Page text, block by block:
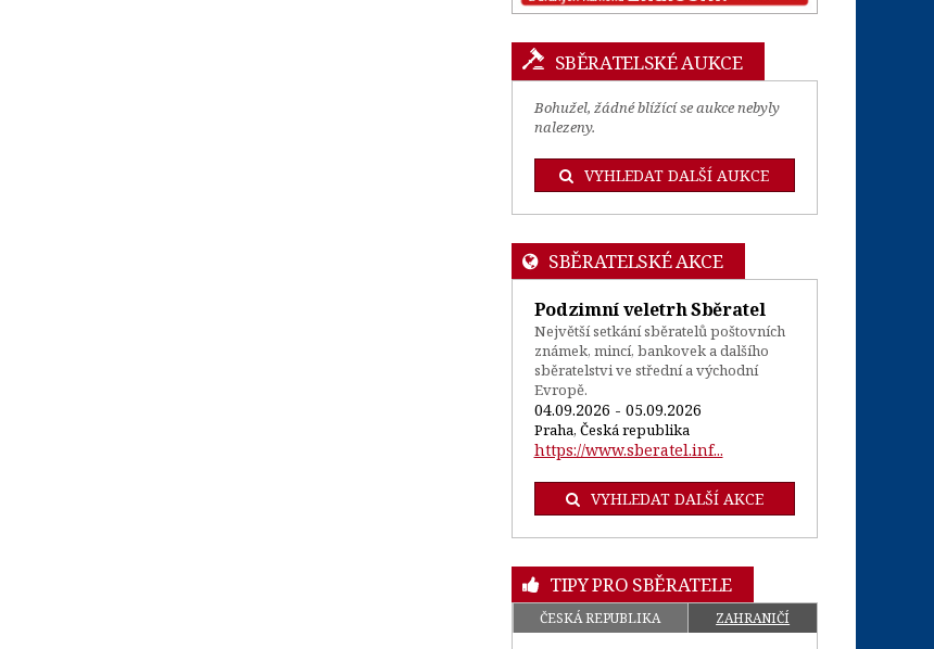
SBĚRATELSKÉ AUKCE
Bohužel, žádné blížící se aukce nebyly
nalezeny.
VYHLEDAT DALŠÍ AUKCE
SBĚRATELSKÉ AKCE
Podzimní veletrh Sběratel
Největší setkání sběratelů poštovních
známek, mincí, bankovek a dalšího
sběratelstvi ve střední a východní
Evropě.
04.09.2026 - 05.09.2026
Praha, Česká republika
https://www.sberatel.inf...
VYHLEDAT DALŠÍ AKCE
TIPY PRO SBĚRATELE
ČESKÁ REPUBLIKA ZAHRANIČÍ